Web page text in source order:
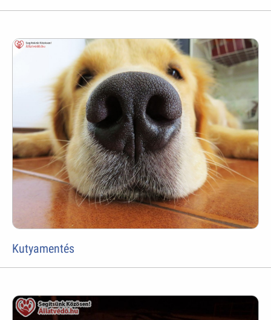
Kutyamentés